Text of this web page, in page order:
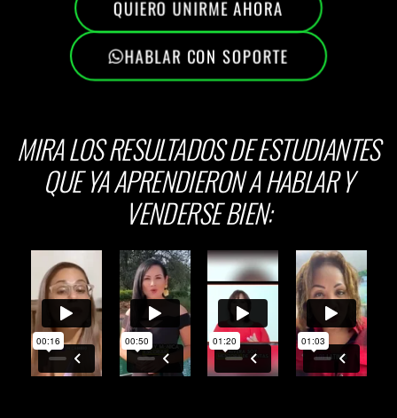
QUIERO UNIRME AHORA
HABLAR CON SOPORTE
MIRA LOS RESULTADOS DE ESTUDIANTES
QUE YA APRENDIERON A HABLAR Y
VENDERSE BIEN: